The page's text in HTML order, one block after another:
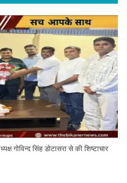
गोविन्द सिंह डोटासरा से की शिष्टाचार